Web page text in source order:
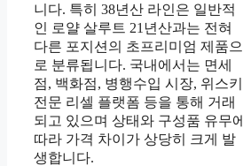
니다. 특히 38년산 라인은 일반적
인 로얄 살루트 21년산과는 전혀
다른 포지션의 초프리미엄 제품으
로 분류됩니다. 국내에서는 면세
점, 백화점, 병행수입 시장, 위스키
전문 리셀 플랫폼 등을 통해 거래
되고 있으며 상태와 구성품 유무에
따라 가격 차이가 상당히 크게 발
생합니다.